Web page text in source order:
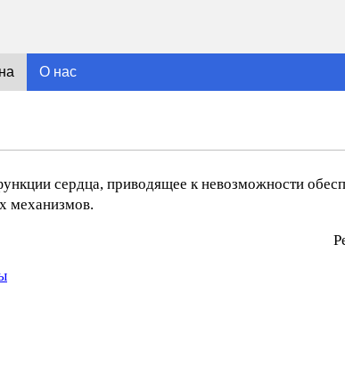
О нас
сердца, приводящее к невозможности
механизмов.